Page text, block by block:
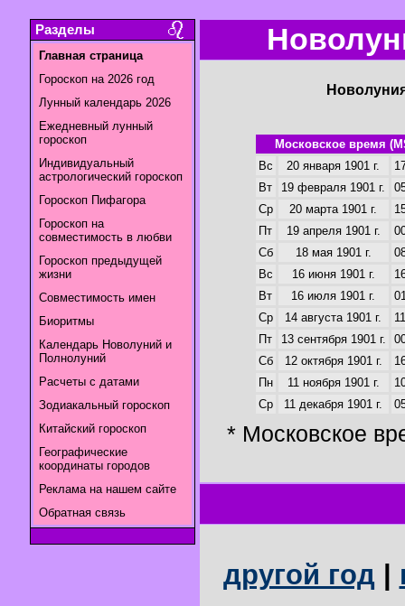
Разделы
Главная страница
Гороскоп на 2026 год
Лунный календарь 2026
Ежедневный лунный
гороскоп
Индивидуальный
астрологический гороскоп
Гороскоп Пифагора
Гороскоп на
совместимость в любви
Гороскоп предыдущей
жизни
Совместимость имен
Биоритмы
Календарь Новолуний и
Полнолуний
Расчеты с датами
Зодиакальный гороскоп
Китайский гороскоп
Географические
координаты городов
Реклама на нашем сайте
Обратная связь
Московское время
Вс
20 января 1901 г.
Вт
19 февраля 1901 г.
Ср
20 марта 1901 г.
Пт
19 апреля 1901 г.
Сб
18 мая 1901 г.
Вс
16 июня 1901 г.
Вт
16 июля 1901 г.
Ср
14 августа 1901 г.
Пт
13 сентября 1901 г.
Сб
12 октября 1901 г.
Пн
11 ноября 1901 г.
Ср
11 декабря 1901 г.
* Московское
другой год|